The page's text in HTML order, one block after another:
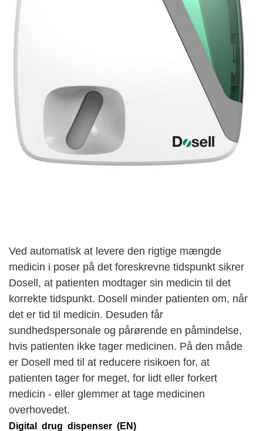
Ved automatisk at levere den rigtige mængde
medicin i poser på det foreskrevne tidspunkt sikrer
Dosell, at patienten modtager sin medicin til det
korrekte tidspunkt. Dosell minder patienten om, når
det er tid til medicin. Desuden får
sundhedspersonale og pårørende en påmindelse,
hvis patienten ikke tager medicinen. På den måde
er Dosell med til at reducere risikoen for, at
patienten tager for meget, for lidt eller forkert
medicin - eller glemmer at tage medicinen
overhovedet.
Digital drug dispenser (EN)